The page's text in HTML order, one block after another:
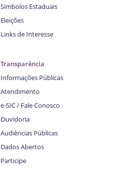
Símbolos Estaduais
Eleições
Links de Interesse
Transparência
Informações Públicas
Atendimento
e-SIC / Fale Conosco
Ouvidoria
Audiências Públicas
Dados Abertos
Participe